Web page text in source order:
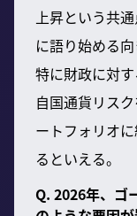
上昇という共
に語り始める
特に財政に対す
自国通貨リス
ートフォリオ
るといえる。
Q. 2026年、ゴ